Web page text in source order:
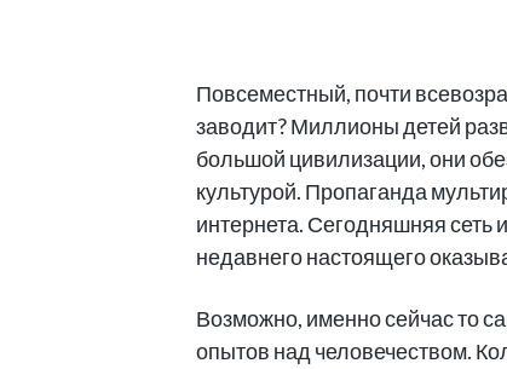
Повсеместный, почти
заводит? Миллионы детей
большой цивилизации, они
культурой. Пропаганда
интернета. Сегодняшняя сеть
недавнего настоящего
Возможно, именно сейчас то
опытов над человечеством.